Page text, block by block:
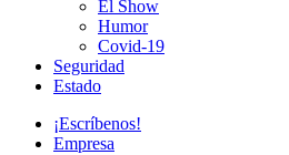
El Show
Humor
Covid-19
Seguridad
Estado
¡Escríbenos!
Empresa